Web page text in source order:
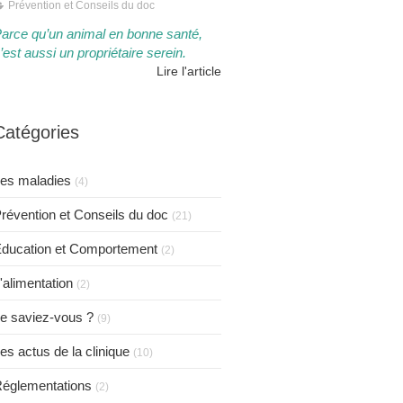
Prévention et Conseils du doc
qu’un animal en bonne santé,
aussi un propriétaire serein.​​
Lire l'article
maladies (4)
et Conseils du doc (21)
et Comportement (2)
(2)
saviez-vous ? (9)
actus de la clinique (10)
(2)